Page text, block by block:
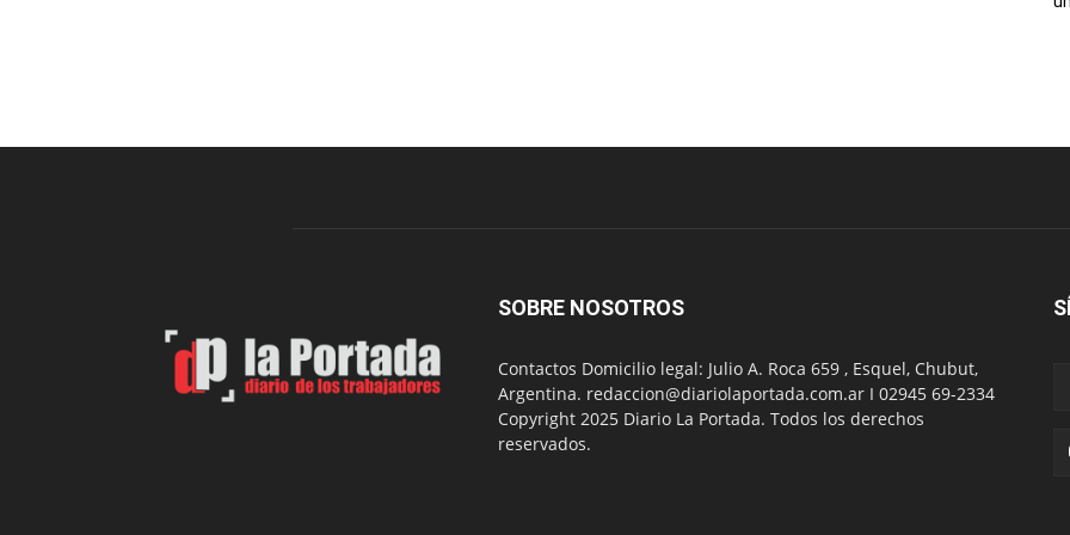
SOBRE NOSOTROS
Contactos Domicilio legal: Julio A. Roca 659 , Esquel, Chubut,
Argentina. redaccion@diariolaportada.com.ar I 02945 69-2334
Copyright 2025 Diario La Portada. Todos los derechos
reservados.